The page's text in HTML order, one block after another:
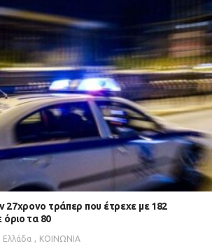
27χρονο τράπερ που έτρεχε με 182
όριο τα 80
Ελλάδα ΚΟΙΝΩΝΙΑ